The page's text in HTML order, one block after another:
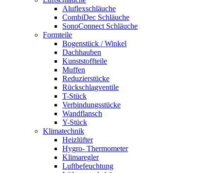
Aluflexschläuche
CombiDec Schläuche
SonoConnect Schläuche
Formteile
Bogenstück / Winkel
Dachhauben
Kunststoffteile
Muffen
Reduzierstücke
Rückschlagventile
T-Stück
Verbindungsstücke
Wandflansch
Y-Stück
Klimatechnik
Heizlüfter
Hygro- Thermometer
Klimaregler
Luftbefeuchtung